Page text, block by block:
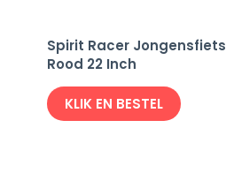
Spirit Racer Jongensfiets
Rood 22 Inch
KLIK EN BESTEL